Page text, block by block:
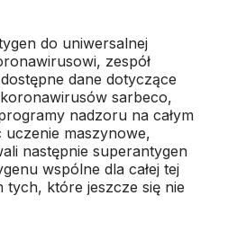
do uniwersalnej
zespół
dane dotyczące
sarbeco,
nadzoru na całym
uczenie maszynowe,
następnie superantygen
wspólne dla całej tej
które jeszcze się nie